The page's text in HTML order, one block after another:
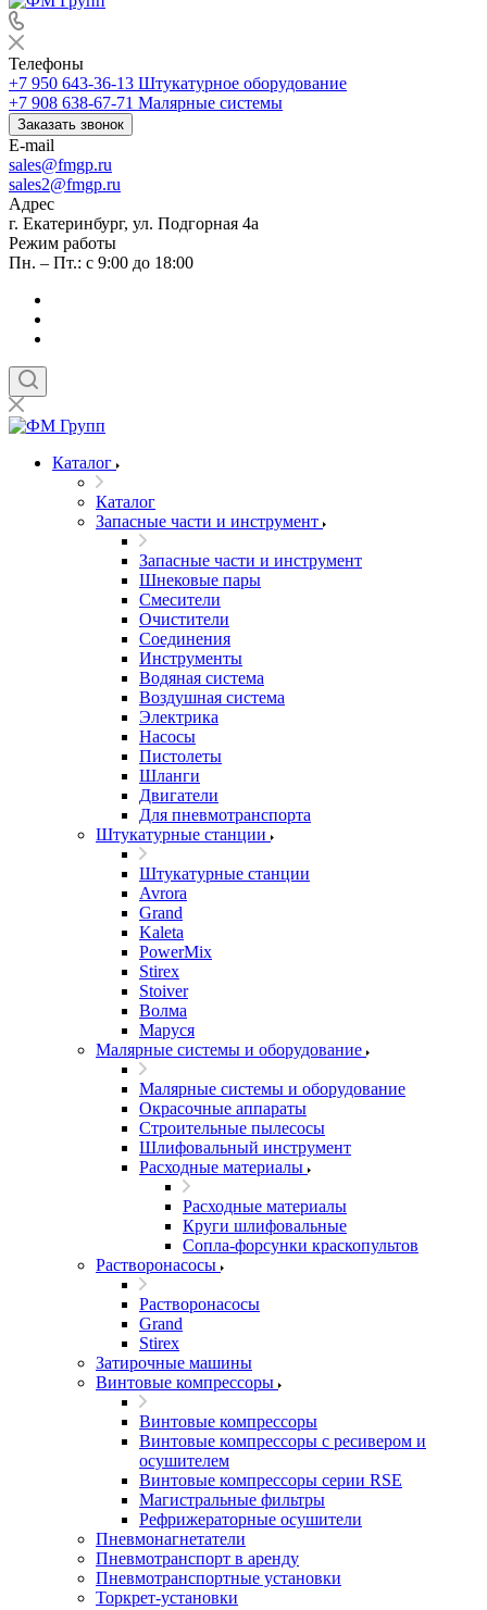
Телефоны
+7 950 643-36-13 Штукатурное оборудование
+7 908 638-67-71 Малярные системы
Заказать звонок
E-mail
sales@fmgp.ru
sales2@fmgp.ru
Адрес
г. Екатеринбург, ул. Подгорная 4а
Режим работы
Пн. – Пт.: с 9:00 до 18:00
Каталог
Каталог
Запасные части и инструмент
Запасные части и инструмент
Шнековые пары
Смесители
Очистители
Соединения
Инструменты
Водяная система
Воздушная система
Электрика
Насосы
Пистолеты
Шланги
Двигатели
Для пневмотранспорта
Штукатурные станции
Штукатурные станции
Avrora
Grand
Kaleta
PowerMix
Stirex
Stoiver
Волма
Маруся
Малярные системы и оборудование
Малярные системы и оборудование
Окрасочные аппараты
Строительные пылесосы
Шлифовальный инструмент
Расходные материалы
Расходные материалы
Круги шлифовальные
Сопла-форсунки краскопультов
Растворонасосы
Растворонасосы
Grand
Stirex
Затирочные машины
Винтовые компрессоры
Винтовые компрессоры
Винтовые компрессоры с ресивером и
осушителем
Винтовые компрессоры серии RSE
Магистральные фильтры
Рефрижераторные осушители
Пневмонагнетатели
Пневмотранспорт в аренду
Пневмотранспортные установки
Торкрет-установки